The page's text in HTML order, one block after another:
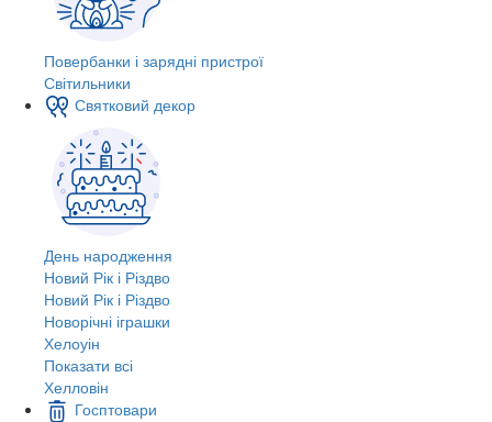
Повербанки і зарядні пристрої
Світильники
Святковий декор
День народження
Новий Рік і Різдво
Новий Рік і Різдво
Новорічні іграшки
Хелоуін
Показати всі
Хелловін
Госптовари